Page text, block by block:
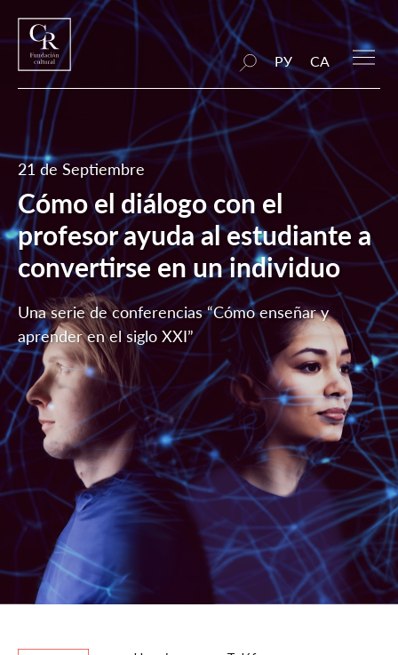
РУ CA
21 de Septiembre
Cómo el diálogo con el
profesor ayuda al estudiante a
convertirse en un individuo
Una serie de conferencias “Cómo enseñar y
aprender en el siglo XXI”